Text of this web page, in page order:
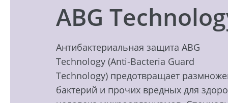
ABG
Антибактериальная защита ABG
Technology (Anti-Bacteria Guard
Technology) предотвращает
бактерий и прочих вредных для